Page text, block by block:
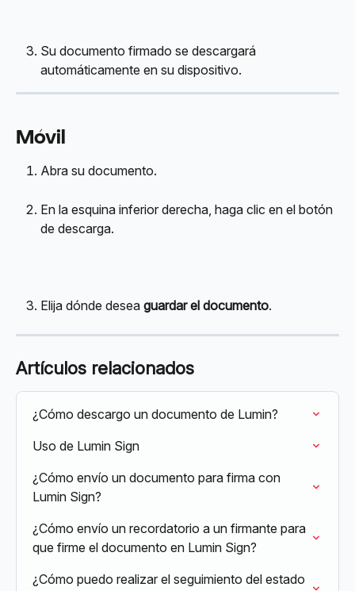
Su documento firmado se descargará
automáticamente en su dispositivo.
Móvil
Abra su documento.
En la esquina inferior derecha, haga clic en el botón
de descarga.
Elija dónde desea guardar el documento.
Artículos relacionados
¿Cómo descargo un documento de Lumin?
Uso de Lumin Sign
¿Cómo envío un documento para firma con
Lumin Sign?
¿Cómo envío un recordatorio a un firmante para
que firme el documento en Lumin Sign?
¿Cómo puedo realizar el seguimiento del estado